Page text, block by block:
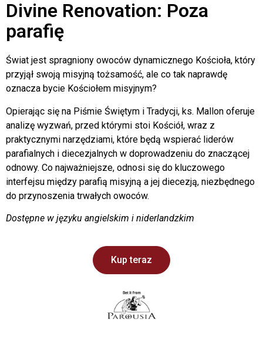
Divine Renovation: Poza
parafię
Świat jest spragniony owoców dynamicznego Kościoła, który
przyjął swoją misyjną tożsamość, ale co tak naprawdę
oznacza bycie Kościołem misyjnym?
Opierając się na Piśmie Świętym i Tradycji, ks. Mallon oferuje
analizę wyzwań, przed którymi stoi Kościół, wraz z
praktycznymi narzędziami, które będą wspierać liderów
parafialnych i diecezjalnych w doprowadzeniu do znaczącej
odnowy. Co najważniejsze, odnosi się do kluczowego
interfejsu między parafią misyjną a jej diecezją, niezbędnego
do przynoszenia trwałych owoców.
Dostępne w języku angielskim i niderlandzkim
Kup teraz